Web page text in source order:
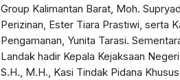
Group Kalimantan Barat, Moh.
Perizinan, Ester Tiara Prastiwi, serta
Pengamanan, Yunita Tarasi.
Landak hadir Kepala Kejaksaan
S.H., M.H., Kasi Tindak Pidana